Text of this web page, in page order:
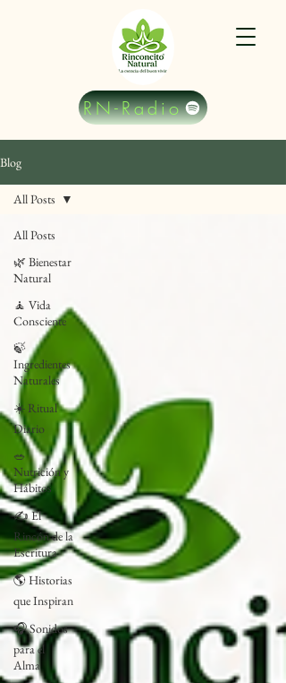
RN-Radio
Blog
All Posts
🌿 Bienestar
Natural
🧘 Vida
Consciente
🍃
Ingredientes
Naturales
☀️ Ritual
Diario
🥗
Nutrición y
Hábitos
✍️ El
Rincón de la
Escritura
🌎 Historias
que Inspiran
🎧 Sonidos
para el
Alma
All Posts